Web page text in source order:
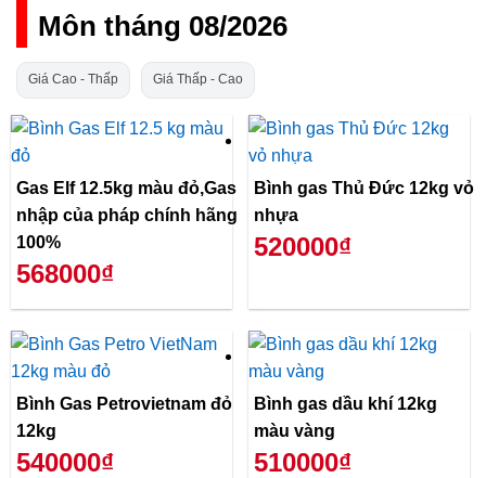
Môn tháng 08/2026
Giá Cao - Thấp Giá Thấp - Cao
Gas Elf 12.5kg màu đỏ,Gas
nhập của pháp chính hãng
100%
568000₫
Bình gas Thủ Đức 12kg vỏ
nhựa
520000₫
Bình Gas Petrovietnam đỏ
12kg
540000₫
Bình gas dầu khí 12kg
màu vàng
510000₫